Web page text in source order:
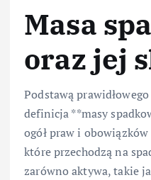
Masa
oraz jej
Podstawą
definicja **masy
ogół praw i
które przechodzą na
zarówno aktywa, takie